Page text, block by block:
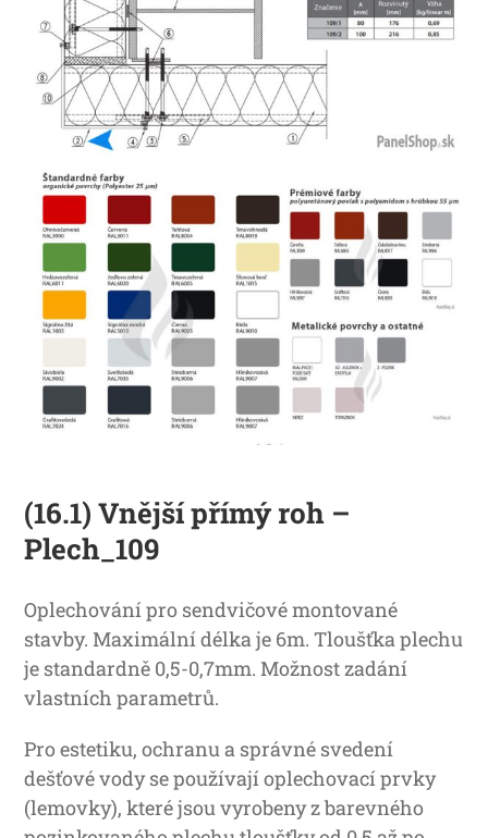
(16.1) Vnější přímý roh –
Plech_109
Oplechování pro sendvičové montované
stavby. Maximální délka je 6m. Tloušťka plechu
je standardně 0,5-0,7mm. Možnost zadání
vlastních parametrů.
Pro estetiku, ochranu a správné svedení
dešťové vody se používají oplechovací prvky
(lemovky), které jsou vyrobeny z barevného